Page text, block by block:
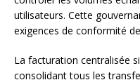
utilisateurs. Cette
exigences de conformité
La facturation centralisée
consolidant tous les